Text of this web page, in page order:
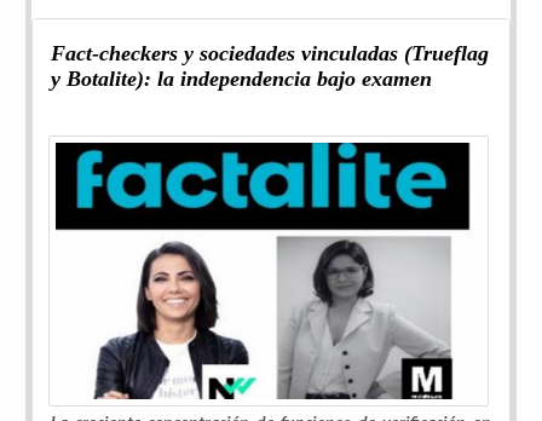
Fact-checkers y sociedades vinculadas (Trueflag
y Botalite): la independencia bajo examen